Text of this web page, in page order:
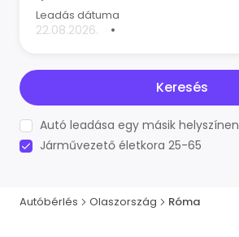
Leadás dátuma
•
Keresés
Autó leadása egy másik helyszínen
Járművezető életkora 25-65
Autóbérlés Olaszország Róma